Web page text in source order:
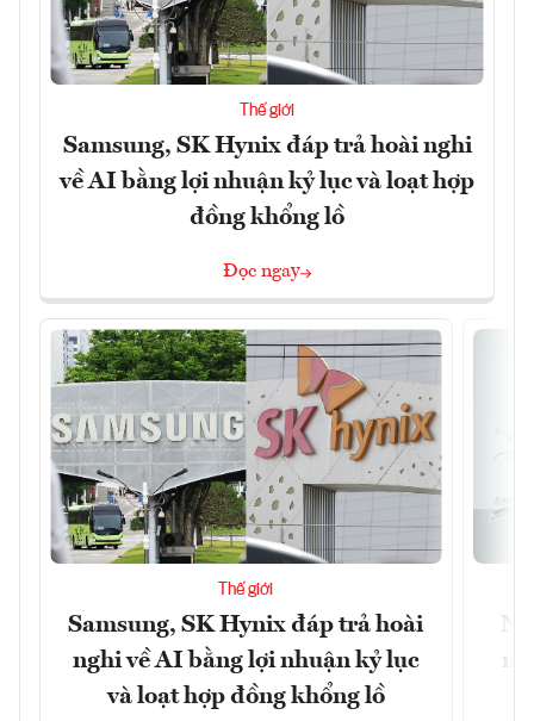
Thế giới
Samsung, SK Hynix đáp trả hoài nghi
về AI bằng lợi nhuận kỷ lục và loạt hợp
đồng khổng lồ
Đọc ngay
Thế giới
Samsung, SK Hynix đáp trả hoài
nghi về AI bằng lợi nhuận kỷ lục
và loạt hợp đồng khổng lồ